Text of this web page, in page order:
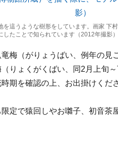
を這うような樹形をしています。画家 下
たことで知られています（2012年撮影）
梅（がりょうばい、例年の見
りょくがくばい、同2月上旬
期を確認の上、お出掛けくだ
定で猿回しやお囃子、初音茶